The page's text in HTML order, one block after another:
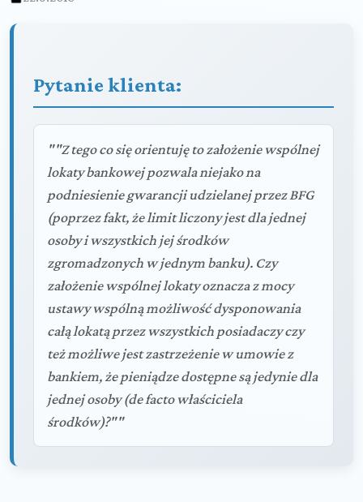
Pytanie klienta:
""Z tego co się orientuję to założenie wspólnej
lokaty bankowej pozwala niejako na
podniesienie gwarancji udzielanej przez BFG
(poprzez fakt, że limit liczony jest dla jednej
osoby i wszystkich jej środków
zgromadzonych w jednym banku). Czy
założenie wspólnej lokaty oznacza z mocy
ustawy wspólną możliwość dysponowania
całą lokatą przez wszystkich posiadaczy czy
też możliwe jest zastrzeżenie w umowie z
bankiem, że pieniądze dostępne są jedynie dla
jednej osoby (de facto właściciela
środków)?""